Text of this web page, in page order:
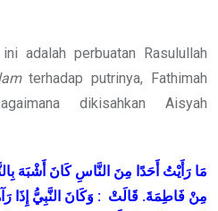
adalah perbuatan Rasulullah
terhadap putrinya, Fathimah
dikisahkan Aisyah
مَا رَأَيْتُ أَحَدًا مِنَ النَّاسِ كَانَ أَشْبَهَ
مِنْ فَاطِمَةَ. قَالَتْ : وَكَانَ النَّبِيُّ إِذَا